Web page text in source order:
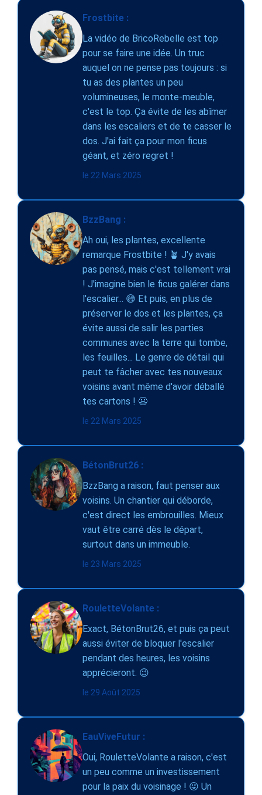
Frostbite :
La vidéo de BricoRebelle est top
pour se faire une idée. Un truc
auquel on ne pense pas toujours : si
tu as des plantes un peu
volumineuses, le monte-meuble,
c'est le top. Ça évite de les abîmer
dans les escaliers et de te casser le
dos. J'ai fait ça pour mon ficus
géant, et zéro regret !
le 22 Mars 2025
BzzBang :
Ah oui, les plantes, excellente
remarque Frostbite ! 🪴 J'y avais
pas pensé, mais c'est tellement vrai
! J'imagine bien le ficus galérer dans
l'escalier... 😅 Et puis, en plus de
préserver le dos et les plantes, ça
évite aussi de salir les parties
communes avec la terre qui tombe,
les feuilles... Le genre de détail qui
peut te fâcher avec tes nouveaux
voisins avant même d'avoir déballé
tes cartons ! 😬
le 22 Mars 2025
BétonBrut26 :
BzzBang a raison, faut penser aux
voisins. Un chantier qui déborde,
c'est direct les embrouilles. Mieux
vaut être carré dès le départ,
surtout dans un immeuble.
le 23 Mars 2025
RouletteVolante :
Exact, BétonBrut26, et puis ça peut
aussi éviter de bloquer l'escalier
pendant des heures, les voisins
apprécieront. 😉
le 29 Août 2025
EauViveFutur :
Oui, RouletteVolante a raison, c'est
un peu comme un investissement
pour la paix du voisinage ! 😜 Un